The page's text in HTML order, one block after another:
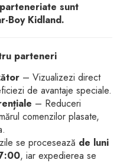
sunt
Boy Kidland.
parteneri
– Vizualizezi direct
de avantaje speciale.
– Reduceri
comenzilor plasate,
se procesează de luni
, iar expedierea se